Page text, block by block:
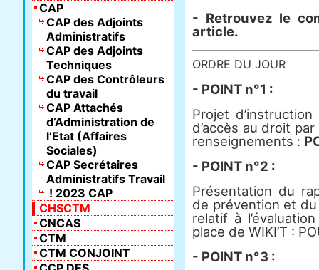
- Retrouvez le
article.
ORDRE DU JOUR
- POINT n°1 :
Projet
d’accès au droit
renseignements :
- POINT n°2 :
Présentation du
de prévention et
relatif à
place de WIKI’T :
- POINT n°3 :
CAP
CAP des Adjoints
Administratifs
CAP des Adjoints
Techniques
CAP des Contrôleurs
du travail
CAP Attachés
d’Administration de
l’Etat (Affaires
Sociales)
CAP Secrétaires
Administratifs Travail
! 2023 CAP
CHSCTM
CNCAS
CTM
CTM CONJOINT